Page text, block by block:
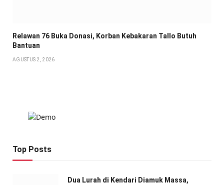
Relawan 76 Buka Donasi, Korban Kebakaran Tallo Butuh
Bantuan
AGUSTUS 2, 2026
Top Posts
Dua Lurah di Kendari Diamuk Massa,